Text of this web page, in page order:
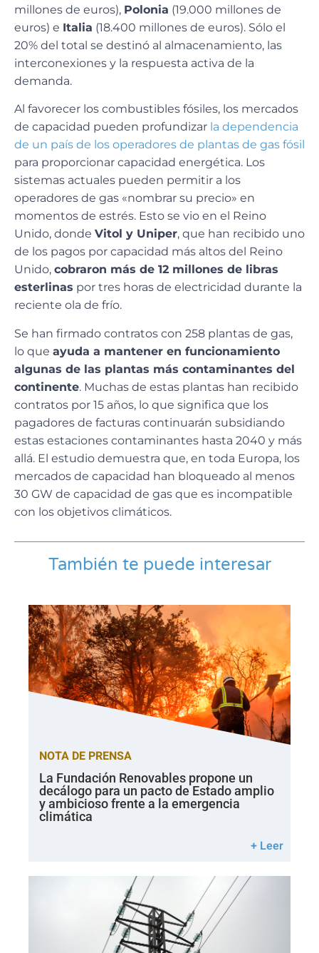
millones de euros), Polonia (19.000 millones de
euros) e Italia (18.400 millones de euros). Sólo el
20% del total se destinó al almacenamiento, las
interconexiones y la respuesta activa de la
demanda.
Al favorecer los combustibles fósiles, los mercados
de capacidad pueden profundizar la dependencia
de un país de los operadores de plantas de gas fósil
para proporcionar capacidad energética. Los
sistemas actuales pueden permitir a los
operadores de gas «nombrar su precio» en
momentos de estrés. Esto se vio en el Reino
Unido, donde Vitol y Uniper, que han recibido uno
de los pagos por capacidad más altos del Reino
Unido, cobraron más de 12 millones de libras
esterlinas por tres horas de electricidad durante la
reciente ola de frío.
Se han firmado contratos con 258 plantas de gas,
lo que ayuda a mantener en funcionamiento
algunas de las plantas más contaminantes del
continente. Muchas de estas plantas han recibido
contratos por 15 años, lo que significa que los
pagadores de facturas continuarán subsidiando
estas estaciones contaminantes hasta 2040 y más
allá. El estudio demuestra que, en toda Europa, los
mercados de capacidad han bloqueado al menos
30 GW de capacidad de gas que es incompatible
con los objetivos climáticos.
También te puede interesar
NOTA DE PRENSA
La Fundación Renovables propone un
decálogo para un pacto de Estado amplio
y ambicioso frente a la emergencia
climática
+ Leer